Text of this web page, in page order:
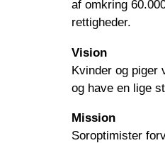
af omkring
rettigheder.
Vision
Kvinder og piger
og have en lige
Mission
Soroptimister